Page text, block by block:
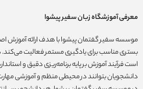
معرفی آموزشگاه زبان سفیر پیشوا
موسسه سفیر گفتمان پیشوا با هدف ارائه آموزش
بستری مناسب برای یادگیری مستمر فعالیت
است فرآیند آموزش بر پایه برنامه‌ریزی دقیق و
دانشجویان بتوانند در محیطی منظم و آموزشی